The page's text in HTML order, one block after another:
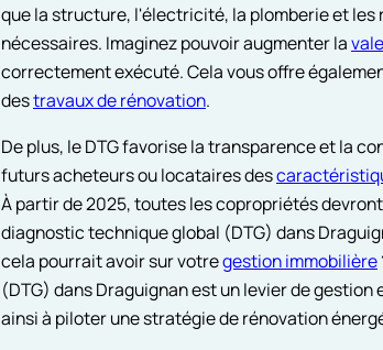
que la structure, l'électricité, la plomberie et
nécessaires. Imaginez pouvoir augmenter la
correctement exécuté. Cela vous offre
destravaux de rénovation.
De plus, le DTG favorise la transparence et la
futurs acheteurs ou locataires des
À partir de 2025, toutes les copropriétés
diagnostic technique global (DTG) dans
cela pourrait avoir sur votregestion immobilière
(DTG) dans Draguignan est un levier de
ainsi à piloter une stratégie de rénovation